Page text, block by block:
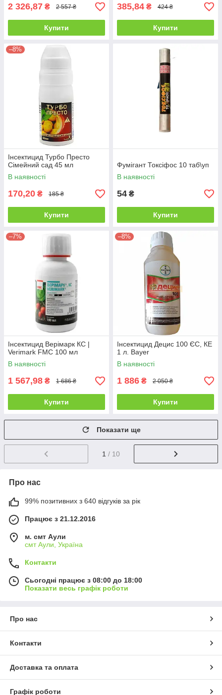
2 326,87 ₴ 2 557 ₴
Купити
385,84 ₴ 424 ₴
Купити
–8%
Інсектицид Турбо Престо
Сімейний сад 45 мл
В наявності
170,20 ₴ 185 ₴
Купити
Фумігант Токсіфос 10 таб\уп
В наявності
54 ₴
Купити
–7%
Інсектицид Верімарк КС |
Verimark FMC 100 мл
В наявності
1 567,98 ₴ 1 686 ₴
Купити
–8%
Інсектицид Децис 100 ЄС, КЕ
1 л. Bayer
В наявності
1 886 ₴ 2 050 ₴
Купити
Показати ще
1 / 10
Про нас
99% позитивних з 640 відгуків за рік
Працює з 21.12.2016
м. смт Аули
смт Аули, Україна
Контакти
Сьогодні працює з 08:00 до 18:00
Показати весь графік роботи
Про нас
Контакти
Доставка та оплата
Графік роботи